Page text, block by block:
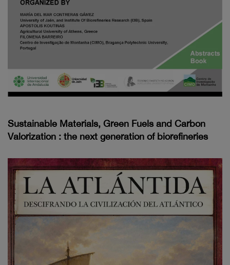
Sustainable Materials, Green Fuels and Carbon
Valorization : the next generation of biorefineries